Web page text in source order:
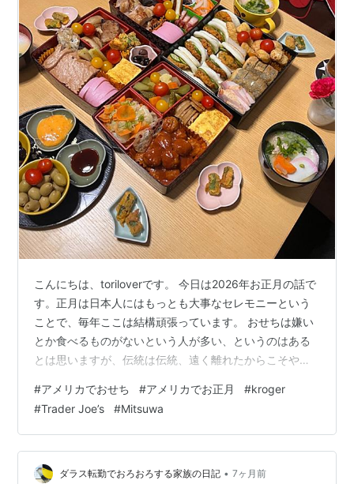
こんにちは、toriloverです。 今日は2026年お正月の話で
す。正月は日本人にはもっとも大事なセレモニーという
ことで、毎年ここは結構頑張っています。 おせちは嫌い
とか食べるものがないという人が多い、というのはある
とは思いますが、伝統は伝統、遠く離れたからこそやり
キットは買わずオードブルスタイルにしてみました お品
書き おせちっぽいもの 和もの？日本の定番おかずっぽい
もの アメリカっぽいもの 洋風なもの インドっぽいもの
タイっぽいもの 地中海中東っぽいもの 盛り付けたもの
一段目（大きめのお重） 二段目 三段目 四段目 仕入れ先
#アメリカでおせち #アメリカでお正月 #kroger
#Trader Joe’s #Mitsuwa
ダラス転勤でおろおろする家族の日記 • 7ヶ月前